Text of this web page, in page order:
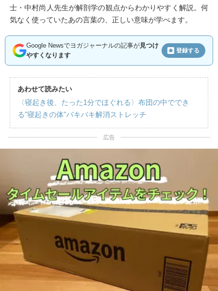
士・中村尚人先生が解剖学の観点からわかりやすく解説。何
気なく使っていたあの言葉の、正しい意味が学べます。
Google Newsでヨガジャーナルの記事が見つけ
やすくなります
登録する
あわせて読みたい
〈寝起き後、たった1分でほぐれる〉布団の中ででき
る"寝起きの体"バキバキ解消ストレッチ
広告